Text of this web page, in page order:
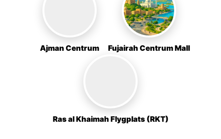
Ajman Centrum Fujairah Centrum Mall
Ras al Khaimah Flygplats (RKT)